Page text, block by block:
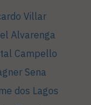
Villar
Alvarenga
Campello
Sena
dos Lagos